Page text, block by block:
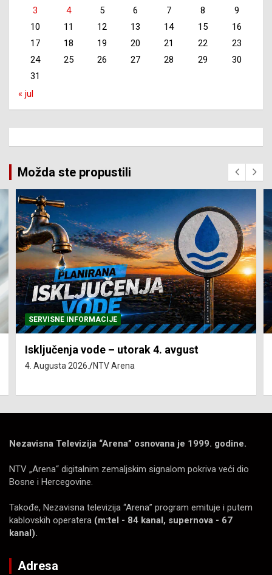
3
4 5 6 7 8
9
10
11 12 13 14 15
16
17
18 19 20 21 22
23
24
25 26 27 28 29
30
31
« jul
Možda ste propustili
SERVISNE INFORMACIJE
Isključenja vode – utorak 4. avgust
4. Augusta 2026. NTV Arena
Nezavisna Televizija “Arena” osnovana je 1999. godine.
NTV „Arena“ digitalnim zemaljskim signalom pokriva veći dio
Bosne i Hercegovine.
Takođe, Nezavisna televizija “Arena” program emituje i putem
kablovskih operatera (m:tel - 84 kanal, supernova - 67
kanal).
Adresa